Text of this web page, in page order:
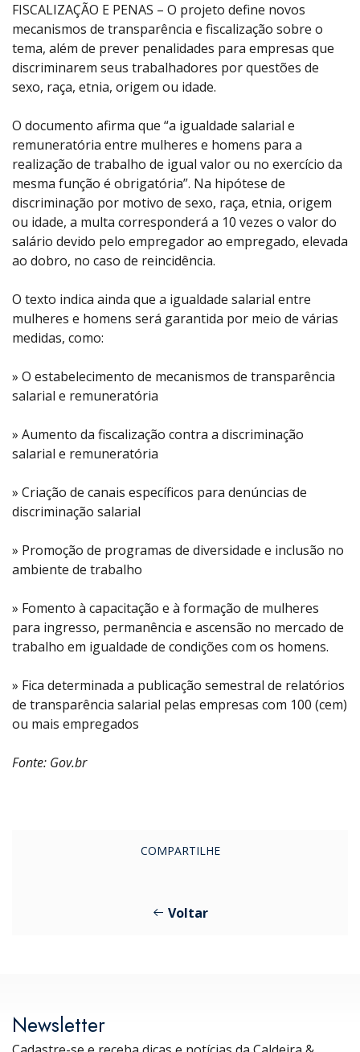
FISCALIZAÇÃO E PENAS – O projeto define novos
mecanismos de transparência e fiscalização sobre o
tema, além de prever penalidades para empresas que
discriminarem seus trabalhadores por questões de
sexo, raça, etnia, origem ou idade.
O documento afirma que “a igualdade salarial e
remuneratória entre mulheres e homens para a
realização de trabalho de igual valor ou no exercício da
mesma função é obrigatória”. Na hipótese de
discriminação por motivo de sexo, raça, etnia, origem
ou idade, a multa corresponderá a 10 vezes o valor do
salário devido pelo empregador ao empregado, elevada
ao dobro, no caso de reincidência.
O texto indica ainda que a igualdade salarial entre
mulheres e homens será garantida por meio de várias
medidas, como:
» O estabelecimento de mecanismos de transparência
salarial e remuneratória
» Aumento da fiscalização contra a discriminação
salarial e remuneratória
» Criação de canais específicos para denúncias de
discriminação salarial
» Promoção de programas de diversidade e inclusão no
ambiente de trabalho
» Fomento à capacitação e à formação de mulheres
para ingresso, permanência e ascensão no mercado de
trabalho em igualdade de condições com os homens.
» Fica determinada a publicação semestral de relatórios
de transparência salarial pelas empresas com 100 (cem)
ou mais empregados
Fonte: Gov.br
COMPARTILHE
Voltar
Newsletter